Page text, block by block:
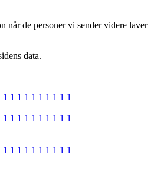
når de personer vi sender videre laver
data.
1 1 1 1 1 1 1 1 1 1
1 1 1 1 1 1 1 1 1 1
1 1 1 1 1 1 1 1 1 1